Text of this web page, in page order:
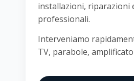
installazioni, riparazioni
professionali.
Interveniamo
TV, parabole,